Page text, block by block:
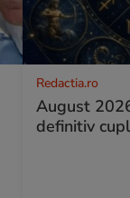
Redactia.ro
August
definitiv